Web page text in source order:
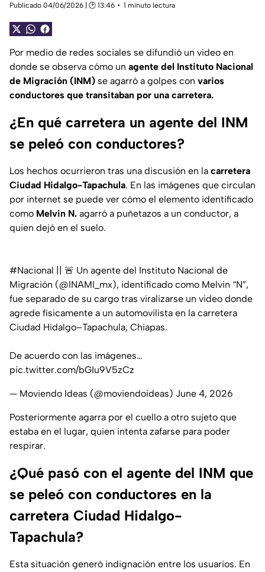
Publicado 04/06/2026 | 🕑 13:46 1 minuto lectura
Por medio de redes sociales se difundió un video en
donde se observa cómo un agente del Instituto Nacional
de Migración (INM) se agarró a golpes con varios
conductores que transitaban por una carretera.
¿En qué carretera un agente del INM
se peleó con conductores?
Los hechos ocurrieron tras una discusión en la carretera
Ciudad Hidalgo-Tapachula. En las imágenes que circulan
por internet se puede ver cómo el elemento identificado
como Melvin N. agarró a puñetazos a un conductor, a
quien dejó en el suelo.
#Nacional || 🚨 Un agente del Instituto Nacional de
Migración (@INAMI_mx), identificado como Melvin “N”,
fue separado de su cargo tras viralizarse un video donde
agrede físicamente a un automovilista en la carretera
Ciudad Hidalgo–Tapachula, Chiapas.
De acuerdo con las imágenes…
pic.twitter.com/bGIu9V5zCz
— Moviendo Ideas (@moviendoideas) June 4, 2026
Posteriormente agarra por el cuello a otro sujeto que
estaba en el lugar, quien intenta zafarse para poder
respirar.
¿Qué pasó con el agente del INM que
se peleó con conductores en la
carretera Ciudad Hidalgo-
Tapachula?
Esta situación generó indignación entre los usuarios. En